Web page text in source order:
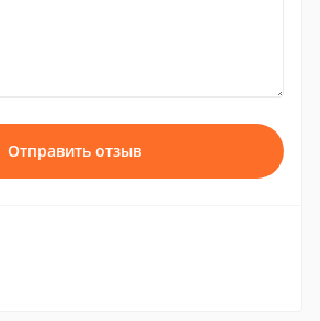
Отправить отзыв